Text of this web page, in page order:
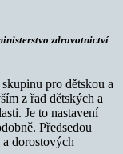
zdravotnictví
pro dětskou a
z řad dětských a
Je to nastavení
Předsedou
dorostových